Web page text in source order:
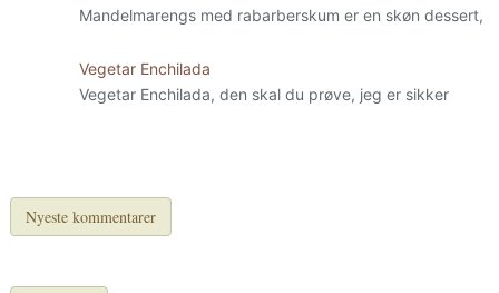
Mandelmarengs med rabarberskum er en skøn dessert,
Vegetar Enchilada
Vegetar Enchilada, den skal du prøve, jeg er sikker
Nyeste kommentarer